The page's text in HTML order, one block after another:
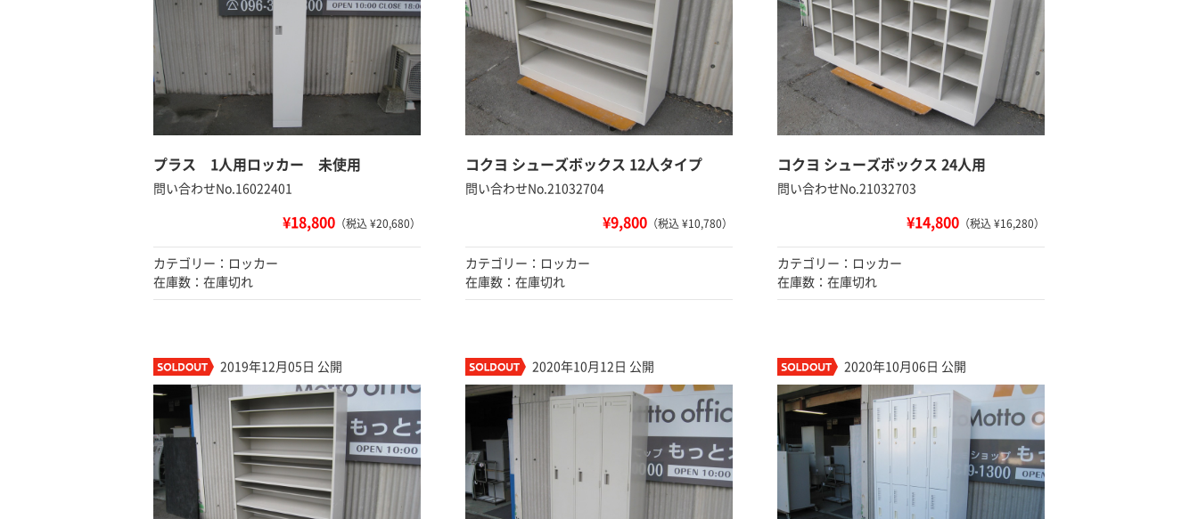
プラス 1人用ロッカー 未使用
問い合わせNo.16022401
¥18,800 （税込 ¥20,680）
カテゴリー：ロッカー
在庫数：在庫切れ
コクヨ シューズボックス 12人タイプ
問い合わせNo.21032704
¥9,800 （税込 ¥10,780）
カテゴリー：ロッカー
在庫数：在庫切れ
コクヨ シューズボックス 24人用
問い合わせNo.21032703
¥14,800 （税込 ¥16,280）
カテゴリー：ロッカー
在庫数：在庫切れ
2019年12月05日 公開 2020年10月12日 公開 2020年10月06日 公開